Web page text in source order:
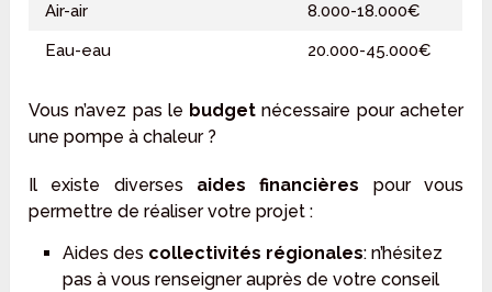
Air-air
8.000-18.000€
Eau-eau
20.000-45.000€
Vous n’avez pas le budget nécessaire pour acheter
une pompe à chaleur ?
Il existe diverses aides financières pour vous
permettre de réaliser votre projet :
Aides des collectivités régionales: n’hésitez
pas à vous renseigner auprès de votre conseil